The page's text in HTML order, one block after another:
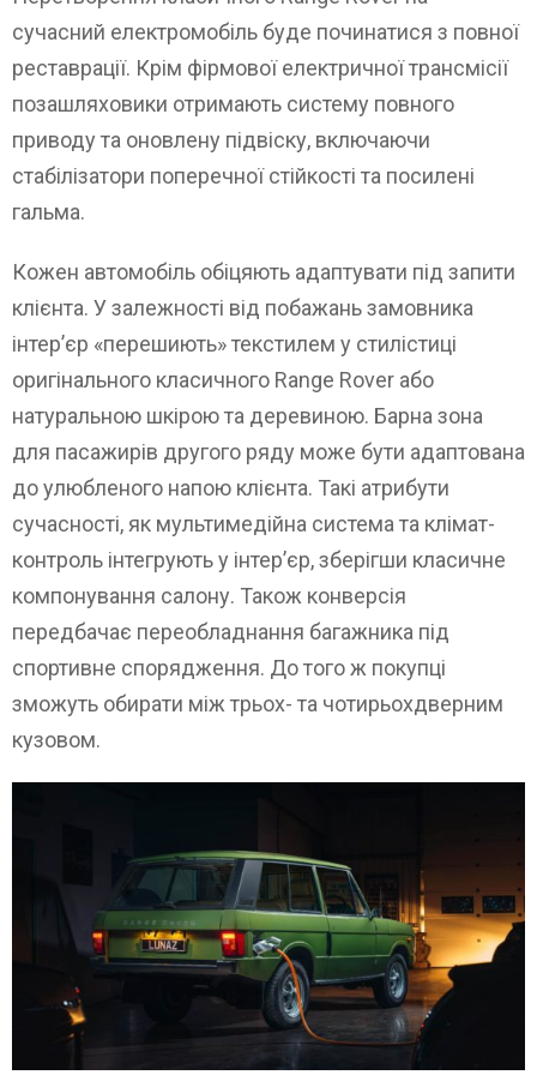
сучасний електромобіль буде починатися з повної
реставрації. Крім фірмової електричної трансмісії
позашляховики отримають систему повного
приводу та оновлену підвіску, включаючи
стабілізатори поперечної стійкості та посилені
гальма.
Кожен автомобіль обіцяють адаптувати під запити
клієнта. У залежності від побажань замовника
інтер’єр «перешиють» текстилем у стилістиці
оригінального класичного Range Rover або
натуральною шкірою та деревиною. Барна зона
для пасажирів другого ряду може бути адаптована
до улюбленого напою клієнта. Такі атрибути
сучасності, як мультимедійна система та клімат-
контроль інтегрують у інтер’єр, зберігши класичне
компонування салону. Також конверсія
передбачає переобладнання багажника під
спортивне спорядження. До того ж покупці
зможуть обирати між трьох- та чотирьохдверним
кузовом.